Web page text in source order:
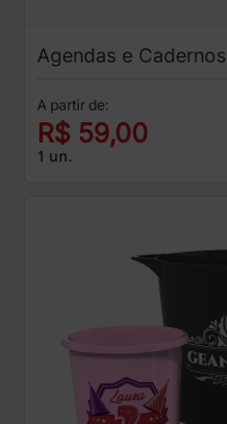
Agendas e Cadernos
A partir de:
R$ 59,00
1 un.